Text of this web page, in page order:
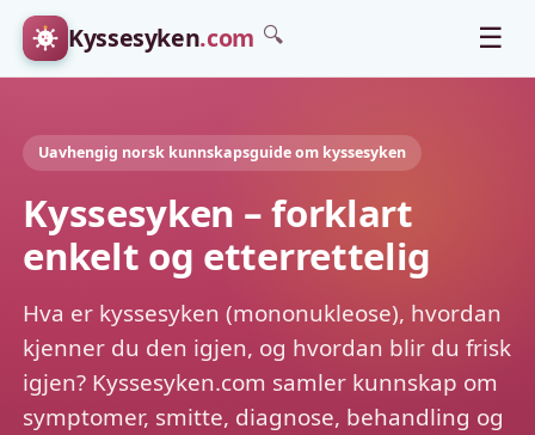
Kyssesyken.com 🔍 ☰
Uavhengig norsk kunnskapsguide om kyssesyken
Kyssesyken – forklart
enkelt og etterrettelig
Hva er kyssesyken (mononukleose), hvordan
kjenner du den igjen, og hvordan blir du frisk
igjen? Kyssesyken.com samler kunnskap om
symptomer, smitte, diagnose, behandling og